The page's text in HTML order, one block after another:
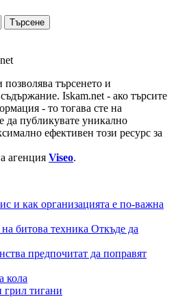
Търсене
търсенето и
Iskam.net - ако търсите
- то тогава сте на
да публикувате уникално
ефективен този ресурс за
агенция Viseo.
и как организацията е по-важна
на битова техника Откъде да
предпочитат да поправят
кола
грил тигани